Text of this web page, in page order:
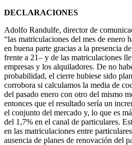
DECLARACIONES
Adolfo Randulfe, director de
“las matriculaciones del mes de enero
en buena parte gracias a la presencia
frente a 21– y de las matriculaciones
empresas y los alquiladores. De no
probabilidad, el cierre hubiese sido
corrobora si calculamos la media de
del pasado enero con otro del mismo
entonces que el resultado sería un
el conjunto del mercado y, lo que es
del 1,7% en el canal de particulares.
en las matriculaciones entre
ausencia de planes de renovación del